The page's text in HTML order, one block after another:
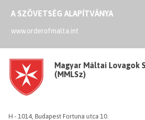
A SZÖVETSÉG ALAPÍTVÁNYA
www.orderofmalta.int
Magyar Máltai Lovagok
(MMLSz)
H - 1014, Budapest Fortuna utca 10.